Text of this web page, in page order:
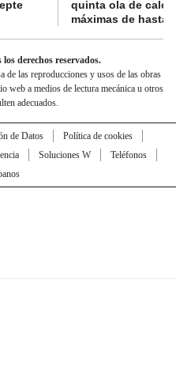
quinta ola de calor
máximas de hasta
derechos reservados.
las reproducciones y usos de las obras
web a medios de lectura mecánica u otros
adecuados.
de Datos
Política de cookies
Soluciones W
Teléfonos